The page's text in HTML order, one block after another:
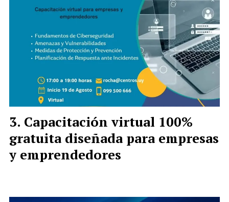
Capacitación virtual 100%
gratuita diseñada para empresas
y emprendedores